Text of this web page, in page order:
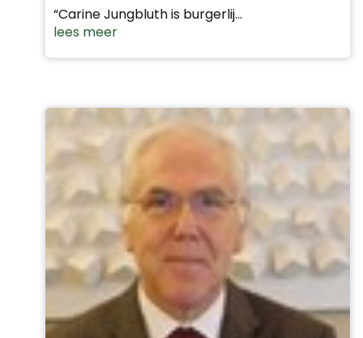
“Carine Jungbluth is burgerlij...
lees meer